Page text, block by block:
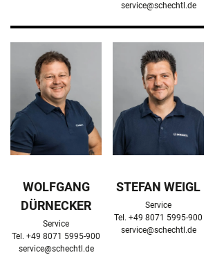
service@schechtl.de
WOLFGANG
DÜRNECKER
Service
service@schechtl.de
STEFAN WEIGL
Service
service@schechtl.de